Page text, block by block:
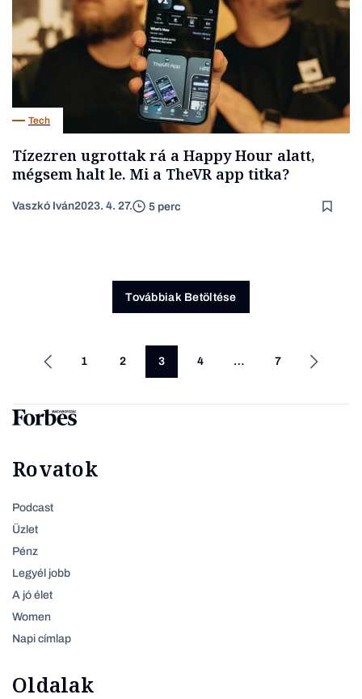
Tech
Tízezren ugrottak rá a Happy Hour alatt,
mégsem halt le. Mi a TheVR app titka?
Vaszkó Iván2023. 4. 27. 5 perc
Továbbiak Betöltése
1 2 3 4 … 7
Rovatok
Podcast
Üzlet
Pénz
Legyél jobb
A jó élet
Women
Napi címlap
Oldalak